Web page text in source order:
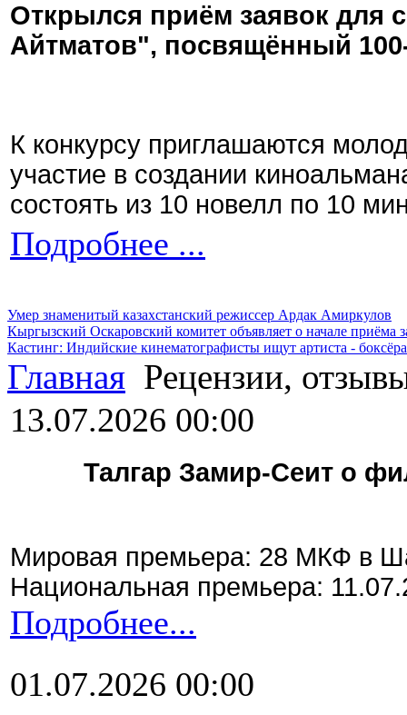
Открылся приём заявок для
Айтматов", посвящённый
К конкурсу приглашаются
участие в создании
состоять из 10 новелл по 10
Подробнее ...
Умер знаменитый казахстанский режиссер Ардак Амиркулов
Кыргызский Оскаровский комитет объявляет о начале приёма
Кастинг: Индийские кинематографисты ищут артиста -
Главная Рецензии,
13.07.2026 00:00
Талгар Замир-Сеит о
Мировая премьера: 28 МКФ в
Национальная премьера:
Подробнее...
01.07.2026 00:00